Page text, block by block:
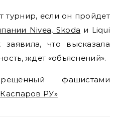
турнир, если он пройдет
Nivea, Skoda и Liqui
что высказала
ждет «объяснений».
фашистами
РУ»